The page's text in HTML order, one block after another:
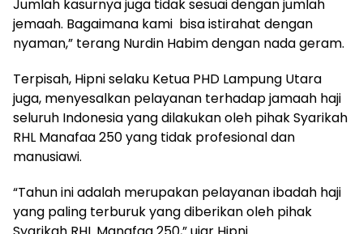
Jumlah kasurnya juga tidak sesuai dengan jumlah
jemaah. Bagaimana kami bisa istirahat dengan
nyaman,” terang Nurdin Habim dengan nada geram.
Terpisah, Hipni selaku Ketua PHD Lampung Utara
juga, menyesalkan pelayanan terhadap jamaah haji
seluruh Indonesia yang dilakukan oleh pihak Syarikah
RHL Manafaa 250 yang tidak profesional dan
manusiawi.
“Tahun ini adalah merupakan pelayanan ibadah haji
yang paling terburuk yang diberikan oleh pihak